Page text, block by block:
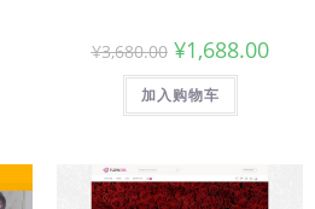
¥3,680.00 ¥1,688.00
加入购物车